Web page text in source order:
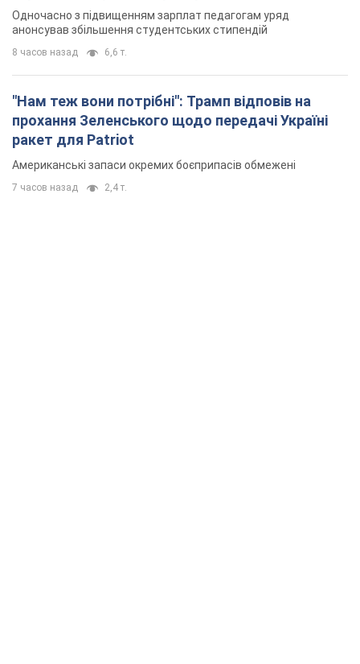
Одночасно з підвищенням зарплат педагогам уряд
анонсував збільшення студентських стипендій
8 часов назад 6,6 т.
"Нам теж вони потрібні": Трамп відповів на
прохання Зеленського щодо передачі Україні
ракет для Patriot
Американські запаси окремих боєприпасів обмежені
7 часов назад 2,4 т.